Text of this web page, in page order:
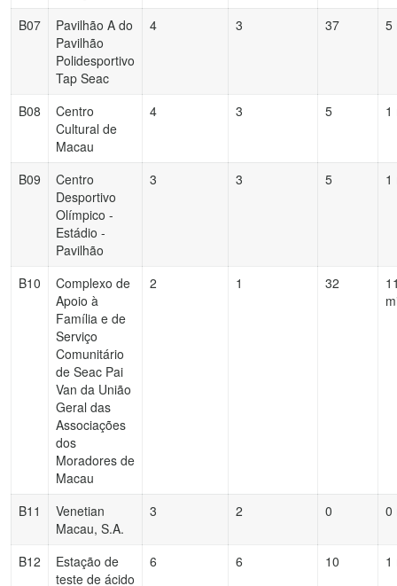
B07
Pavilhão A do
Pavilhão
Polidesportivo
Tap Seac
4 3 37 5
B08
Centro
Cultural de
Macau
4 3 5 1
B09
Centro
Desportivo
Olímpico -
Estádio -
Pavilhão
3 3 5 1
B10
Complexo de
Apoio à
Família e de
Serviço
Comunitário
de Seac Pai
Van da União
Geral das
Associações
dos
Moradores de
Macau
2 1 32
B11
Venetian
Macau, S.A.
3 2 0 0
B12
Estação de
teste de ácido
6 6 10 1